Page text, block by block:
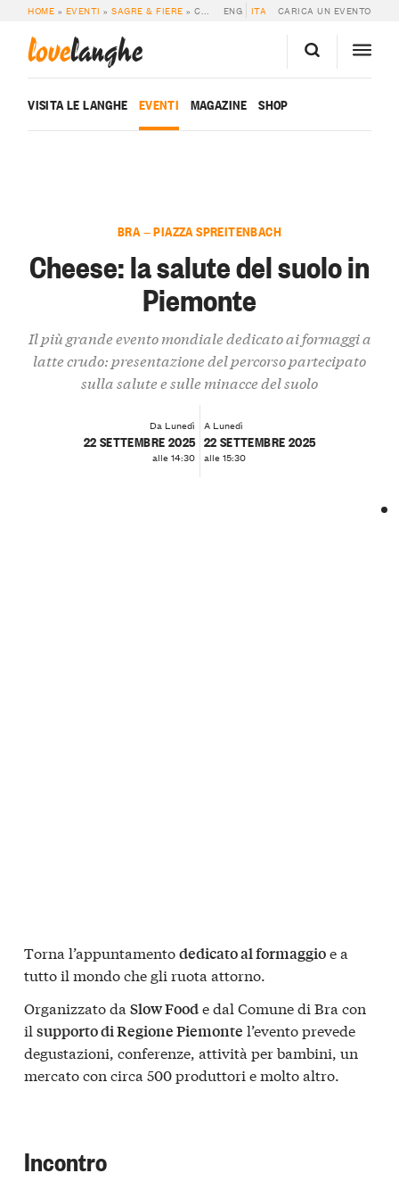
HOME » EVENTI »SAGRE & FIERE »CHEESE: LA SALUTE DEL SUOLO IN PIEMONTE ENG ITA CARICA UN EVENTO
lovelanghe
VISITA LE LANGHE EVENTI MAGAZINE SHOP
BRA — PIAZZA SPREITENBACH
Cheese: la salute del suolo in
Piemonte
Il più grande evento mondiale dedicato ai formaggi a
latte crudo: presentazione del percorso partecipato
sulla salute e sulle minacce del suolo
Da Lunedì
22 SETTEMBRE 2025
alle 14:30
A Lunedì
22 SETTEMBRE 2025
alle 15:30
Torna l’appuntamentodedicato al formaggioe a
tutto il mondo che gli ruota attorno.
Organizzato da Slow Foode dal Comune di Bra con
il supporto di Regione Piemonte l’evento prevede
degustazioni, conferenze, attività per bambini, un
mercato con circa 500 produttori e molto altro.
Incontro